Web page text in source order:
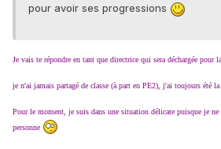
pour avoir ses progressions
Je vais te répondre en tant que directrice qui sera déchargée pour
je n'ai jamais partagé de classe (à part en PE2), j'ai toujours été
Pour le moment, je suis dans une situation délicate puisque je
personne